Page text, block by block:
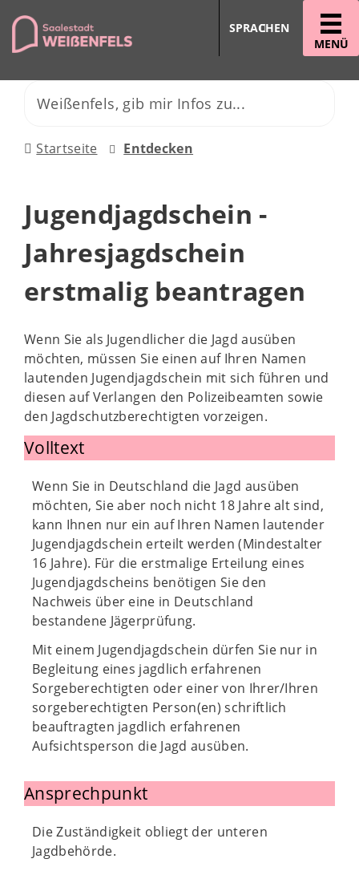
MENÜ
SPRACHEN
Startseite Entdecken
Jugendjagdschein -
Jahresjagdschein
erstmalig beantragen
Wenn Sie als Jugendlicher die Jagd ausüben
möchten, müssen Sie einen auf Ihren Namen
lautenden Jugendjagdschein mit sich führen und
diesen auf Verlangen den Polizeibeamten sowie
den Jagdschutzberechtigten vorzeigen.
Volltext
Wenn Sie in Deutschland die Jagd ausüben
möchten, Sie aber noch nicht 18 Jahre alt sind,
kann Ihnen nur ein auf Ihren Namen lautender
Jugendjagdschein erteilt werden (Mindestalter
16 Jahre). Für die erstmalige Erteilung eines
Jugendjagdscheins benötigen Sie den
Nachweis über eine in Deutschland
bestandene Jägerprüfung.
Mit einem Jugendjagdschein dürfen Sie nur in
Begleitung eines jagdlich erfahrenen
Sorgeberechtigten oder einer von Ihrer/Ihren
sorgeberechtigten Person(en) schriftlich
beauftragten jagdlich erfahrenen
Aufsichtsperson die Jagd ausüben.
Ansprechpunkt
Die Zuständigkeit obliegt der unteren
Jagdbehörde.